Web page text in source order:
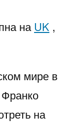
на UK ,
мире в
на